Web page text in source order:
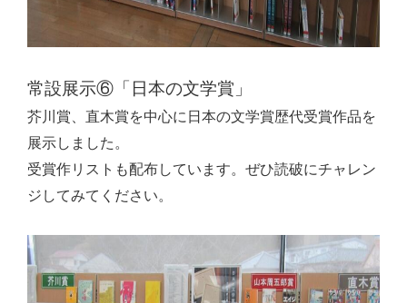
常設展示⑥「日本の文学賞」
芥川賞、直木賞を中心に日本の文学賞歴代受賞作品を
展示しました。
受賞作リストも配布しています。ぜひ読破にチャレン
ジしてみてください。